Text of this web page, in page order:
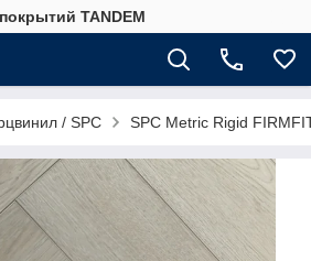
TANDEM
/ SPC SPC Metric Rigid